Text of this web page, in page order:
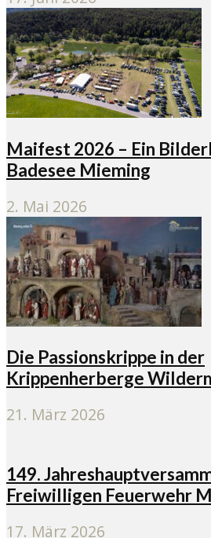
Maifest 2026 – Ein
Badesee Mieming
2. Mai 2026
Die Passionskrippe in der
Krippenherberge
21. März 2026
149.
Freiwilligen Feuerwehr
17. März 2026